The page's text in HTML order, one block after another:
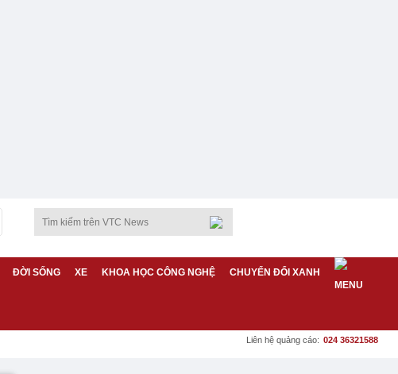
ĐỜI SỐNG XE KHOA HỌC CÔNG NGHỆ CHUYỂN ĐỔI XANH
Liên hệ quảng cáo: 024 36321588